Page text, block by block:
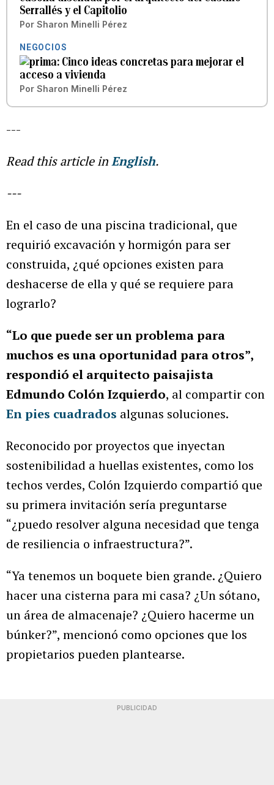
Serrallés y el Capitolio
Por Sharon Minelli Pérez
NEGOCIOS
Cinco ideas concretas para mejorar el
acceso a vivienda
Por Sharon Minelli Pérez
---
Read this article inEnglish.
---
En el caso de una piscina tradicional, que
requirió excavación y hormigón para ser
construida, ¿qué opciones existen para
deshacerse de ella y qué se requiere para
lograrlo?
“Lo que puede ser un problema para
muchos es una oportunidad para otros”,
respondió el arquitecto paisajista
Edmundo Colón Izquierdo, al compartir con
En pies cuadrados algunas soluciones.
Reconocido por proyectos que inyectan
sostenibilidad a huellas existentes, como los
techos verdes, Colón Izquierdo compartió que
su primera invitación sería preguntarse
“¿puedo resolver alguna necesidad que tenga
de resiliencia o infraestructura?”.
“Ya tenemos un boquete bien grande. ¿Quiero
hacer una cisterna para mi casa? ¿Un sótano,
un área de almacenaje? ¿Quiero hacerme un
búnker?”, mencionó como opciones que los
propietarios pueden plantearse.
PUBLICIDAD